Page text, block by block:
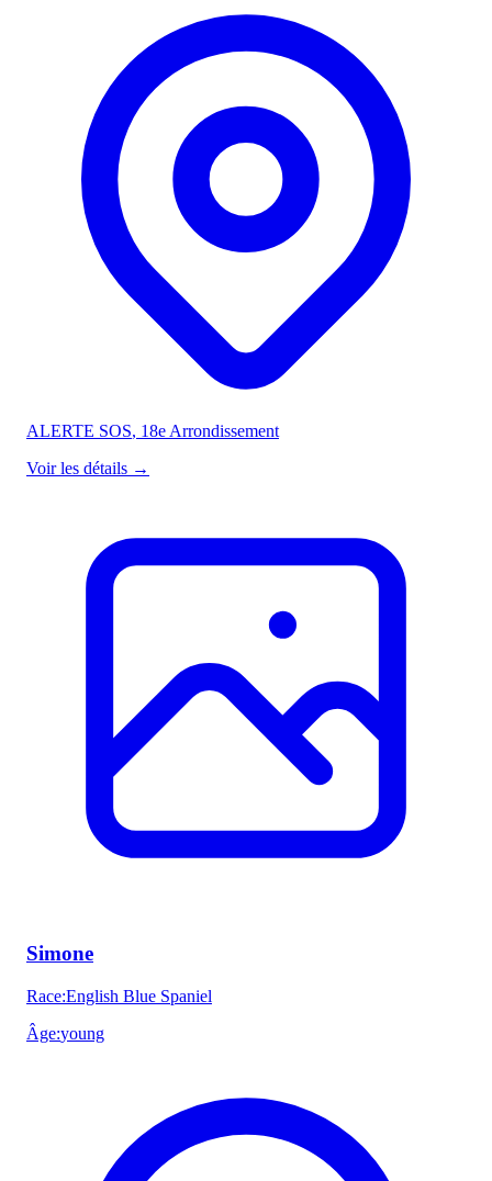
ALERTE SOS, 18e Arrondissement
Voir les détails →
Simone
Race:English Blue Spaniel
Âge:young